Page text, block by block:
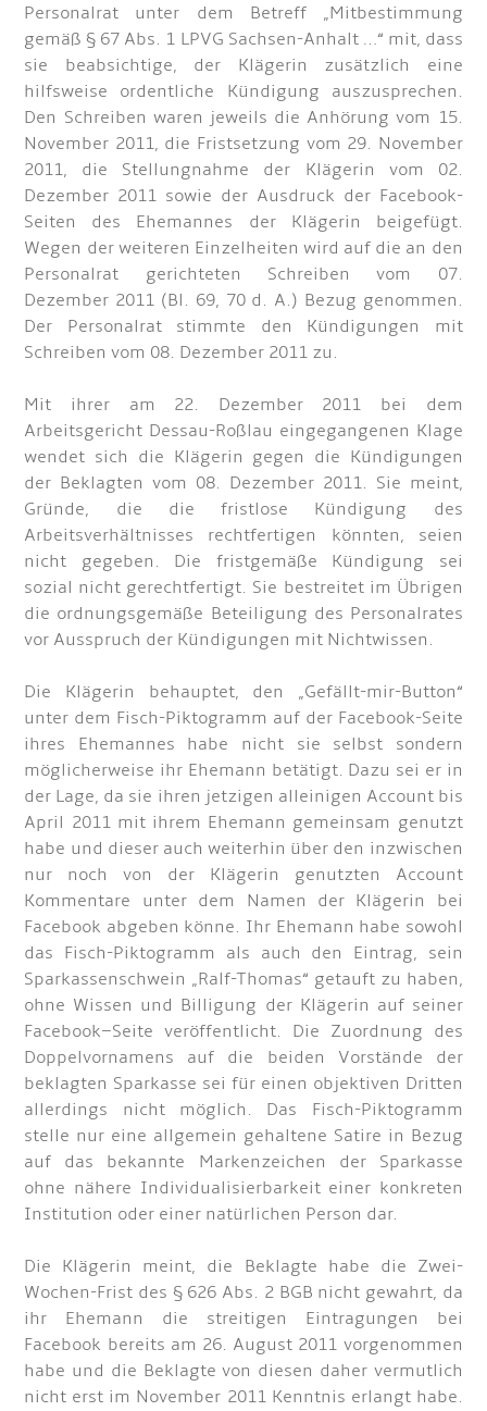
Personalrat unter dem Betreff „Mitbestimmung
gemäß § 67 Abs. 1 LPVG Sachsen-Anhalt …“ mit, dass
sie beabsichtige, der Klägerin zusätzlich eine
hilfsweise ordentliche Kündigung auszusprechen.
Den Schreiben waren jeweils die Anhörung vom 15.
November 2011, die Fristsetzung vom 29. November
2011, die Stellungnahme der Klägerin vom 02.
Dezember 2011 sowie der Ausdruck der Facebook-
Seiten des Ehemannes der Klägerin beigefügt.
Wegen der weiteren Einzelheiten wird auf die an den
Personalrat gerichteten Schreiben vom 07.
Dezember 2011 (Bl. 69, 70 d. A.) Bezug genommen.
Der Personalrat stimmte den Kündigungen mit
Schreiben vom 08. Dezember 2011 zu.
Mit ihrer am 22. Dezember 2011 bei dem
Arbeitsgericht Dessau-Roßlau eingegangenen Klage
wendet sich die Klägerin gegen die Kündigungen
der Beklagten vom 08. Dezember 2011. Sie meint,
Gründe, die die fristlose Kündigung des
Arbeitsverhältnisses rechtfertigen könnten, seien
nicht gegeben. Die fristgemäße Kündigung sei
sozial nicht gerechtfertigt. Sie bestreitet im Übrigen
die ordnungsgemäße Beteiligung des Personalrates
vor Ausspruch der Kündigungen mit Nichtwissen.
Die Klägerin behauptet, den „Gefällt-mir-Button“
unter dem Fisch-Piktogramm auf der Facebook-Seite
ihres Ehemannes habe nicht sie selbst sondern
möglicherweise ihr Ehemann betätigt. Dazu sei er in
der Lage, da sie ihren jetzigen alleinigen Account bis
April 2011 mit ihrem Ehemann gemeinsam genutzt
habe und dieser auch weiterhin über den inzwischen
nur noch von der Klägerin genutzten Account
Kommentare unter dem Namen der Klägerin bei
Facebook abgeben könne. Ihr Ehemann habe sowohl
das Fisch-Piktogramm als auch den Eintrag, sein
Sparkassenschwein „Ralf-Thomas“ getauft zu haben,
ohne Wissen und Billigung der Klägerin auf seiner
Facebook–Seite veröffentlicht. Die Zuordnung des
Doppelvornamens auf die beiden Vorstände der
beklagten Sparkasse sei für einen objektiven Dritten
allerdings nicht möglich. Das Fisch-Piktogramm
stelle nur eine allgemein gehaltene Satire in Bezug
auf das bekannte Markenzeichen der Sparkasse
ohne nähere Individualisierbarkeit einer konkreten
Institution oder einer natürlichen Person dar.
Die Klägerin meint, die Beklagte habe die Zwei-
Wochen-Frist des § 626 Abs. 2 BGB nicht gewahrt, da
ihr Ehemann die streitigen Eintragungen bei
Facebook bereits am 26. August 2011 vorgenommen
habe und die Beklagte von diesen daher vermutlich
nicht erst im November 2011 Kenntnis erlangt habe.